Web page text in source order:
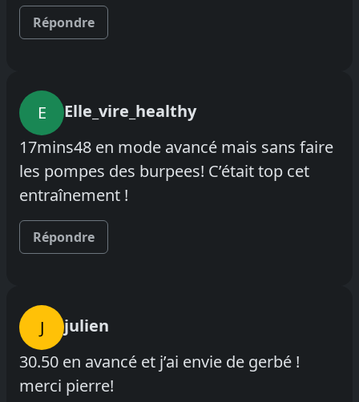
Répondre
E
Elle_vire_healthy
17mins48 en mode avancé mais sans faire
les pompes des burpees! C’était top cet
entraînement !
Répondre
J
julien
30.50 en avancé et j’ai envie de gerbé !
merci pierre!